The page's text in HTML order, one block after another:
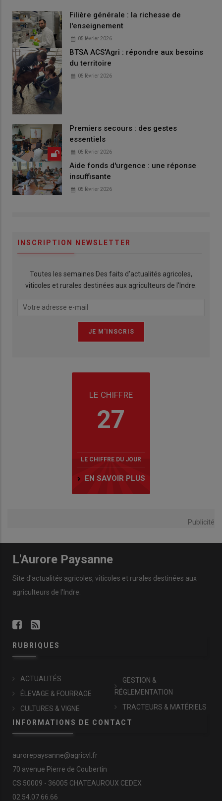
Filière générale : la richesse de
l'enseignement
05 février 2026
BTSA ACS'Agri : répondre aux besoins
du territoire
05 février 2026
Premiers secours : des gestes
essentiels
05 février 2026
Aide fonds d'urgence : une réponse
insuffisante
05 février 2026
INSCRIPTION NEWSLETTER
Toutes les semaines Des faits d'actualités agricoles,
viticoles et rurales destinées aux agriculteurs de l'Indre.
LE CHIFFRE
27
LE CHIFFRE DU JOUR
EN SAVOIR PLUS
Publicité
L'Aurore Paysanne
Site d'actualités agricoles, viticoles et rurales destinées aux
agriculteurs de l'Indre.
RUBRIQUES
ACTUALITÉS
ÉLEVAGE & FOURRAGE
CULTURES & VIGNE
GESTION &
RÉGLEMENTATION
TRACTEURS & MATÉRIELS
INFORMATIONS DE CONTACT
aurorepaysanne@agricvl.fr
70 avenue Pierre de Coubertin
CS 50009 - 36005 CHATEAUROUX CEDEX
02.54.07.66.66